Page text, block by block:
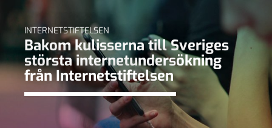
INTERNETSTIFTELSEN
Bakom kulisserna till Sveriges
största internetundersökning
från Internetstiftelsen